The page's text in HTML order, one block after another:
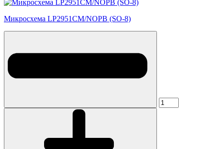
Микросхема LP2951CM/NOPB (SO-8)